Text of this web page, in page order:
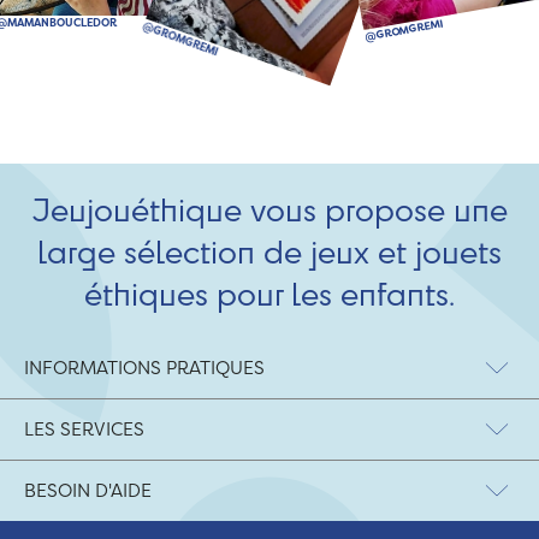
Jeujouéthique vous propose une
large sélection de jeux et jouets
éthiques pour les enfants.
INFORMATIONS PRATIQUES
LES SERVICES
BESOIN D'AIDE